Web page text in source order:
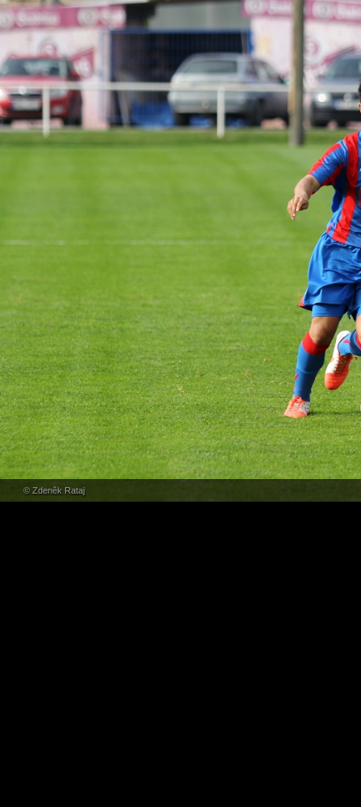
© Zdeněk Rataj